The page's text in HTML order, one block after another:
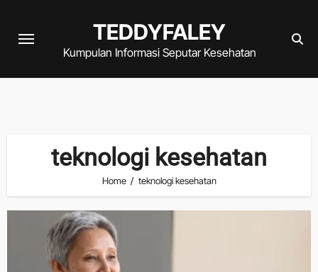
TEDDYFALEY
Kumpulan Informasi Seputar Kesehatan
teknologi kesehatan
Home teknologi kesehatan